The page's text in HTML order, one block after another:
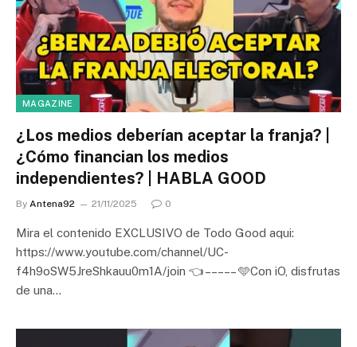
MAGAZINE
¿Los medios deberían aceptar la franja? |
¿Cómo financian los medios
independientes? | HABLA GOOD
By Antena92 21/11/2025 0
Mira el contenido EXCLUSIVO de Todo Good aqui:
https://www.youtube.com/channel/UC-
f4h9oSW5JreShkauu0m1A/join 👈 – – – – – 🩵Con iO, disfrutas
de una…